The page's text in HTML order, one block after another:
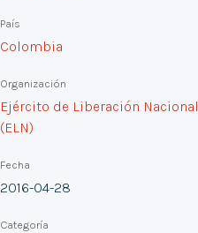
País
Colombia
Organización
Ejército de Liberación Nacional
(ELN)
Fecha
2016-04-28
Categoría